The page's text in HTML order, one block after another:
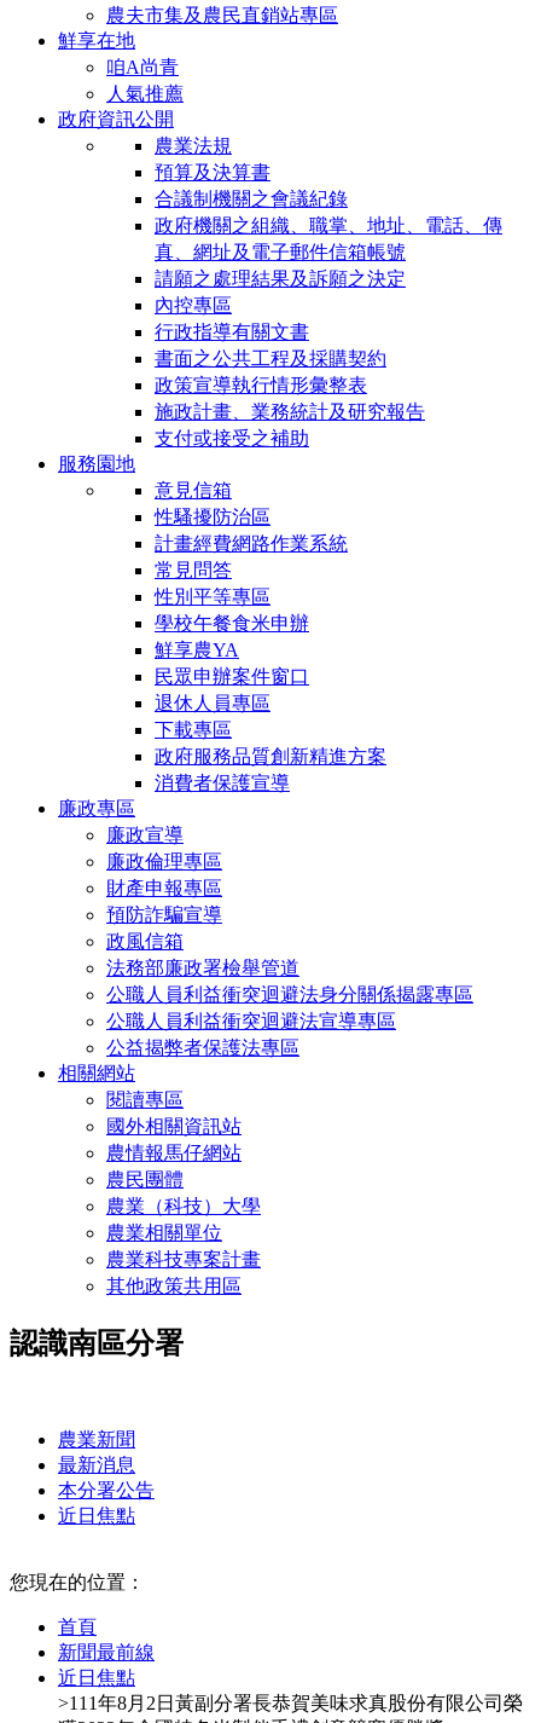
農夫市集及農民直銷站專區
鮮享在地
咱A尚青
人氣推薦
政府資訊公開
農業法規
預算及決算書
合議制機關之會議紀錄
政府機關之組織、職掌、地址、電話、傳
真、網址及電子郵件信箱帳號
請願之處理結果及訴願之決定
內控專區
行政指導有關文書
書面之公共工程及採購契約
政策宣導執行情形彙整表
施政計畫、業務統計及研究報告
支付或接受之補助
服務園地
意見信箱
性騷擾防治區
計畫經費網路作業系統
常見問答
性別平等專區
學校午餐食米申辦
鮮享農YA
民眾申辦案件窗口
退休人員專區
下載專區
政府服務品質創新精進方案
消費者保護宣導
廉政專區
廉政宣導
廉政倫理專區
財產申報專區
預防詐騙宣導
政風信箱
法務部廉政署檢舉管道
公職人員利益衝突迴避法身分關係揭露專區
公職人員利益衝突迴避法宣導專區
公益揭弊者保護法專區
相關網站
閱讀專區
國外相關資訊站
農情報馬仔網站
農民團體
農業（科技）大學
農業相關單位
農業科技專案計畫
其他政策共用區
認識南區分署
農業新聞
最新消息
本分署公告
近日焦點
您現在的位置：
首頁
新聞最前線
近日焦點
>111年8月2日黃副分署長恭賀美味求真股份有限公司榮